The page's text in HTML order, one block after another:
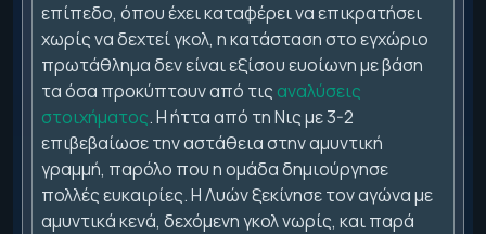
επίπεδο, όπου έχει καταφέρει να επικρατήσει
χωρίς να δεχτεί γκολ, η κατάσταση στο εγχώριο
πρωτάθλημα δεν είναι εξίσου ευοίωνη με βάση
τα όσα προκύπτουν από τις αναλύσεις
στοιχήματος. Η ήττα από τη Νις με 3-2
επιβεβαίωσε την αστάθεια στην αμυντική
γραμμή, παρόλο που η ομάδα δημιούργησε
πολλές ευκαιρίες. Η Λυών ξεκίνησε τον αγώνα με
αμυντικά κενά, δεχόμενη γκολ νωρίς, και παρά